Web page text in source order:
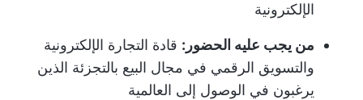
الإلكترونية
من يجب عليه الحضور: قادة التجارة الإلكترونية
والتسويق الرقمي في مجال البيع بالتجزئة الذين
يرغبون في الوصول إلى العالمية